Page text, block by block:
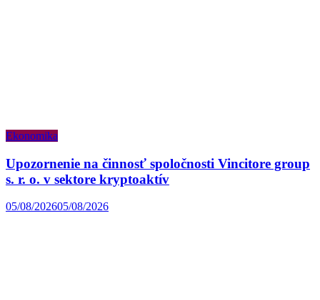
Ekonomika
Upozornenie na činnosť spoločnosti Vincitore group
s. r. o. v sektore kryptoaktív
05/08/202605/08/2026